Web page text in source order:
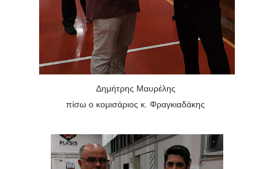
Δημήτρης Μαυρέλης
πίσω ο κομισάριος κ. Φραγκιαδάκης